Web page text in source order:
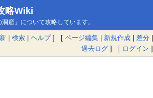
略Wiki
窟」について攻略しています。
| 検索 | ヘルプ] [ ページ編集 | 新規作成 | 差分 |
過去ログ ] [ ログイン ]